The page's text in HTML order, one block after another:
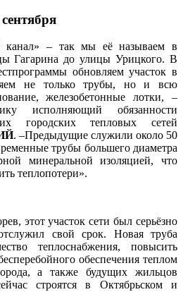
канал» – так мы её называем в
Гагарина до улицы Урицкого. В
обновляем участок в
не только трубы, но и всю
железобетонные лотки, –
исполняющий обязанности
городских тепловых сетей
. –Предыдущие служили около 50
трубы большего диаметра
минеральной изоляцией, что
теплопотери».
этот участок сети был серьёзно
свой срок. Новая труба
теплоснабжения, повысить
обеспечения теплом
а также будущих жильцов
строятся в Октябрьском и